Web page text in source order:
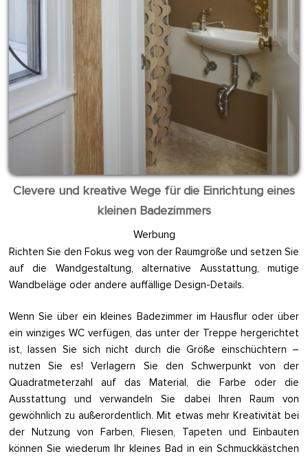
Clevere und kreative Wege für die Einrichtung eines
kleinen Badezimmers
Werbung
Richten Sie den Fokus weg von der Raumgröße und setzen Sie
auf die Wandgestaltung, alternative Ausstattung, mutige
Wandbeläge oder andere auffällige Design-Details.
Wenn Sie über ein kleines Badezimmer im Hausflur oder über
ein winziges WC verfügen, das unter der Treppe hergerichtet
ist, lassen Sie sich nicht durch die Größe einschüchtern –
nutzen Sie es! Verlagern Sie den Schwerpunkt von der
Quadratmeterzahl auf das Material, die Farbe oder die
Ausstattung und verwandeln Sie dabei Ihren Raum von
gewöhnlich zu außerordentlich. Mit etwas mehr Kreativität bei
der Nutzung von Farben, Fliesen, Tapeten und Einbauten
können Sie wiederum Ihr kleines Bad in ein Schmuckkästchen